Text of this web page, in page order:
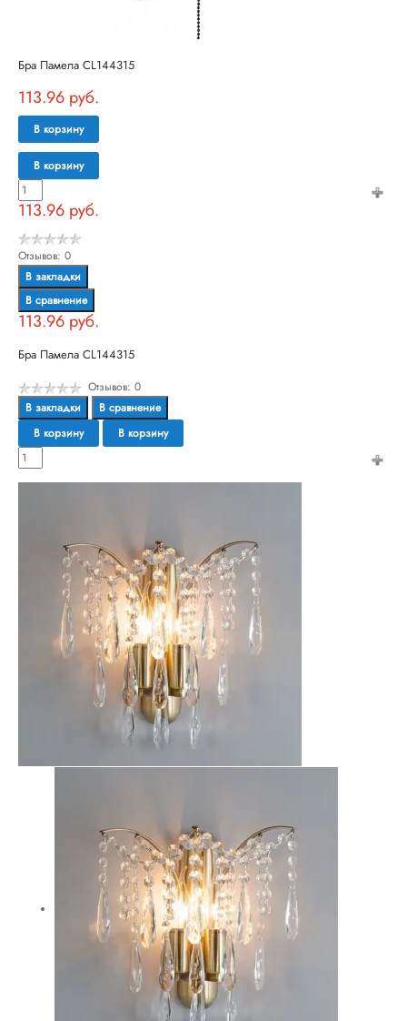
Бра Памела CL144315
113.96 руб.
В корзину
В корзину
113.96 руб.
Отзывов: 0
В закладки
В сравнение
113.96 руб.
Бра Памела CL144315
Отзывов: 0
В закладки
В сравнение
В корзину
В корзину